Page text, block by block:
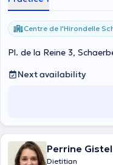
Centre de l'Hirondelle
Pl. de la Reine 3,
Next availability
Perrine
Dietitian